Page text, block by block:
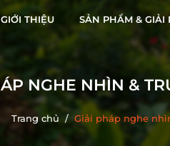
GIỚI THIỆU SẢN PHẨM & GIẢI
NGHE NHÌN &
Trang chủ / Giải pháp nghe